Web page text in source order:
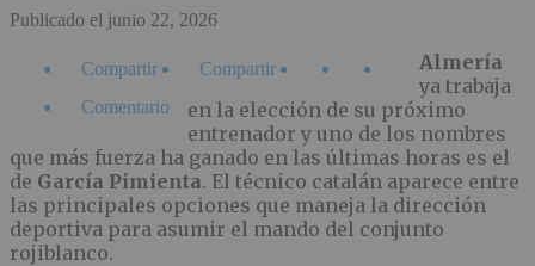
Publicado el junio 22, 2026
Compartir
Compartir
Comentario
Almería
ya trabaja
en la elección de su próximo
entrenador y uno de los nombres
que más fuerza ha ganado en las últimas horas es el
de García Pimienta. El técnico catalán aparece entre
las principales opciones que maneja la dirección
deportiva para asumir el mando del conjunto
rojiblanco.